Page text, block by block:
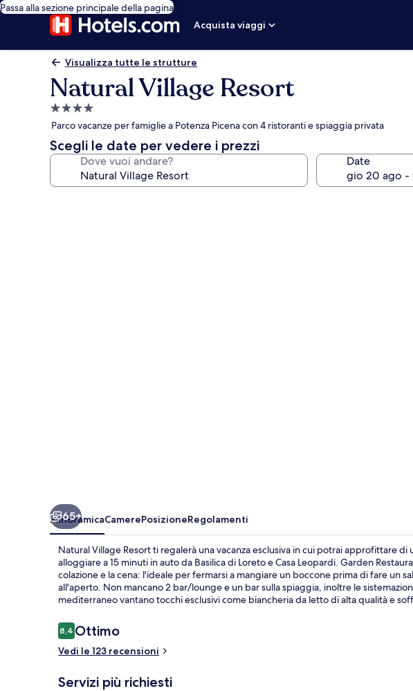
Passa alla sezione principale della pagina
Acquista viaggi
Visualizza tutte le strutture
Natural Village Resort
Struttura
a
4.0
stelle
Parco vacanze per famiglie a Potenza Picena con 4 ristoranti e spiaggia privata
Scegli le date per vedere i prezzi
Dove vuoi andare? Date
65+
PanoramicaCamerePosizioneRegolamenti
Natural Village Resort ti regalerà una vacanza esclusiva in cui potrai approfittare
alloggiare a 15 minuti in auto da Basilica di Loreto e Casa Leopardi. Garden
colazione e la cena: l'ideale per fermarsi a mangiare un boccone prima di fare un
all'aperto. Non mancano 2 bar/lounge e un bar sulla spiaggia, inoltre le
mediterraneo vantano tocchi esclusivi come biancheria da letto di alta qualità e
Recensioni
8,48,4 su 10
Ottimo
Vedi le 123 recensioni
Servizi più richiesti